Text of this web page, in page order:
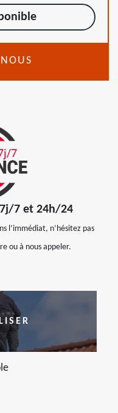
7j/7 et 24h/24
l’immédiat, n’hésitez pas
ou à nous appeler.